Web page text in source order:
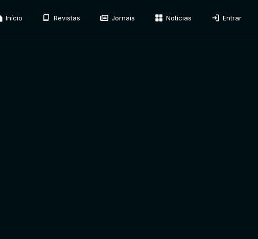
Início Revistas Jornais Notícias Entrar